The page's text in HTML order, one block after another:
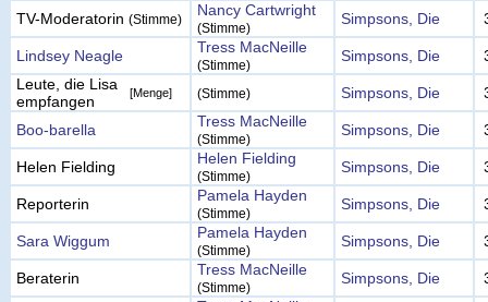
TV-Moderatorin (Stimme)
Nancy Cartwright
(Stimme)
Simpsons, Die
Lindsey Neagle Tress MacNeille
(Stimme)
Simpsons, Die
Leute, die Lisa
empfangen
[Menge] (Stimme) Simpsons, Die
Boo-barella Tress MacNeille
(Stimme)
Simpsons, Die
Helen Fielding Helen Fielding
(Stimme)
Simpsons, Die
Reporterin Pamela Hayden
(Stimme)
Simpsons, Die
Sara Wiggum Pamela Hayden
(Stimme)
Simpsons, Die
Beraterin Tress MacNeille
(Stimme)
Simpsons, Die